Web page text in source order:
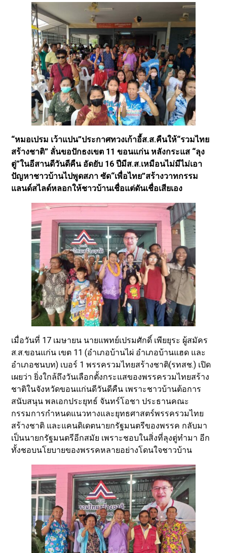
“หมอเปรม เว้าแปน”ประกาศทวงเก้าอี้ส.ส.คืนให้“รวมไทย
สร้างชาติ” ลั่นขอปักธงเขต 11 ขอนแก่น หลังกระแส “ลุง
ตู่”ในอีสานดีวันดีคืน อัดยับ 16 ปีมีส.ส.เหมือนไม่มีไม่เอา
ปัญหาชาวบ้านไปพูดสภา ซัด“เพื่อไทย”สร้างวาทกรรม
แลนด์สไลด์หลอกให้ชาวบ้านเชื่อแต่ดันเชื่อเสียเอง
เมื่อวันที่ 17 เมษายน นายแพทย์เปรมศักดิ์ เพียยุระ ผู้สมัคร
ส.ส.ขอนแก่น เขต 11 (อำเภอบ้านไผ่ อำเภอบ้านแฮด และ
อำเภอชนบท) เบอร์ 1 พรรครวมไทยสร้างชาติ(รทสช.) เปิด
เผยว่า ยิ่งใกล้ถึงวันเลือกตั้งกระแสของพรรครวมไทยสร้าง
ชาติในจังหวัดขอนแก่นดีวันดีคืน เพราะชาวบ้านต้อการ
สนับสนุน พลเอกประยุทธ์ จันทร์โอชา ประธานคณะ
กรรมการกำหนดแนวทางและยุทธศาสตร์พรรครวมไทย
สร้างชาติ และแคนดิเดตนายกรัฐมนตรีของพรรค กลับมา
เป็นนายกรัฐมนตรีอีกสมัย เพราะชอบในสิ่งที่ลุงตู่ทำมา อีก
ทั้งชอบนโยบายของพรรคหลายอย่างโดนใจชาวบ้าน